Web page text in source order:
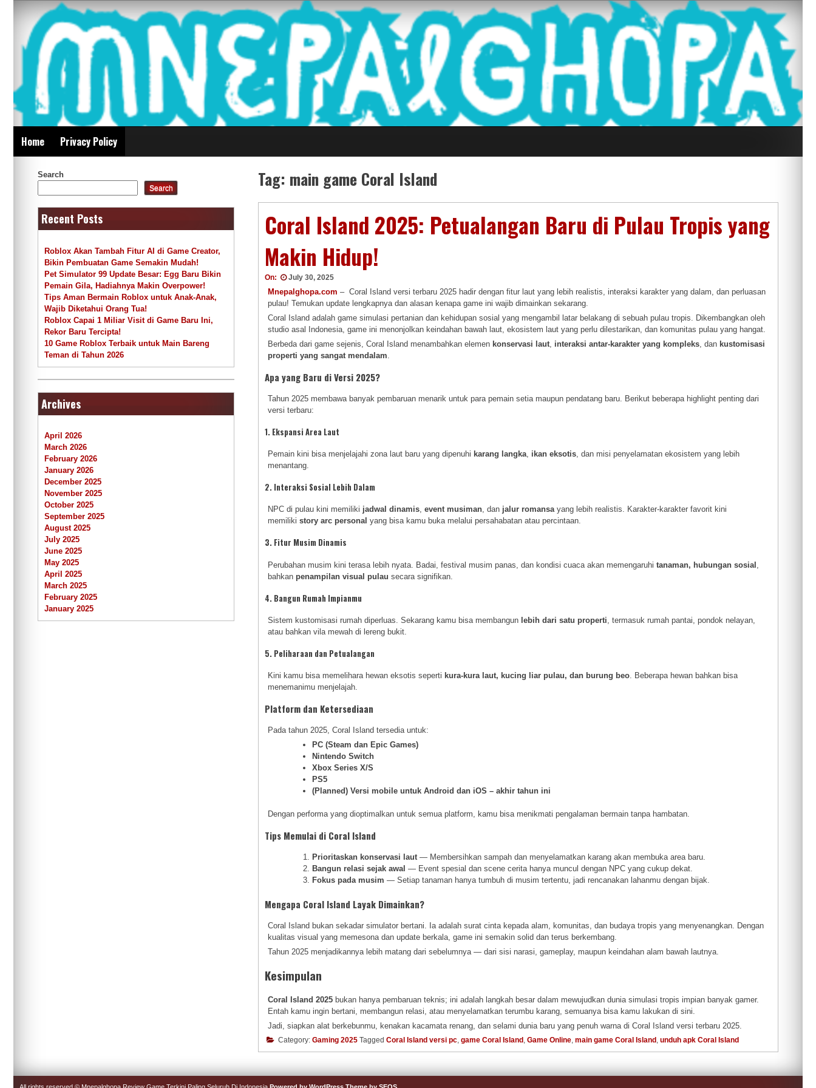
content
Mnepalghopa Review Game Terkini Paling Seluruh Di
Indonesia
Home Privacy Policy
Tag: main game Coral Island
Coral Island 2025: Petualangan Baru di Pulau Tropis yang
Makin Hidup!
On: July 30, 2025
Mnepalghopa.com – Coral Island versi terbaru 2025 hadir dengan fitur laut yang lebih realistis, interaksi karakter yang dalam, dan perluasan
pulau! Temukan update lengkapnya dan alasan kenapa game ini wajib dimainkan sekarang.
Coral Island adalah game simulasi pertanian dan kehidupan sosial yang mengambil latar belakang di sebuah pulau tropis. Dikembangkan oleh
studio asal Indonesia, game ini menonjolkan keindahan bawah laut, ekosistem laut yang perlu dilestarikan, dan komunitas pulau yang hangat.
Berbeda dari game sejenis, Coral Island menambahkan elemen konservasi laut, interaksi antar-karakter yang kompleks, dan kustomisasi
properti yang sangat mendalam.
Apa yang Baru di Versi 2025?
Tahun 2025 membawa banyak pembaruan menarik untuk para pemain setia maupun pendatang baru. Berikut beberapa highlight penting dari
versi terbaru:
1. Ekspansi Area Laut
Pemain kini bisa menjelajahi zona laut baru yang dipenuhi karang langka, ikan eksotis, dan misi penyelamatan ekosistem yang lebih
menantang.
2. Interaksi Sosial Lebih Dalam
NPC di pulau kini memiliki jadwal dinamis,event musiman, dan jalur romansayang lebih realistis. Karakter-karakter favorit kini
memilikistory arc personal yang bisa kamu buka melalui persahabatan atau percintaan.
3. Fitur Musim Dinamis
Perubahan musim kini terasa lebih nyata. Badai, festival musim panas, dan kondisi cuaca akan memengaruhitanaman, hubungan sosial
bahkan penampilan visual pulau secara signifikan.
4. Bangun Rumah Impianmu
Sistem kustomisasi rumah diperluas. Sekarang kamu bisa membangun lebih dari satu properti , termasuk rumah pantai, pondok nelayan,
atau bahkan vila mewah di lereng bukit.
5. Peliharaan dan Petualangan
Kini kamu bisa memelihara hewan eksotis seperti kura-kura laut, kucing liar pulau, dan burung beo . Beberapa hewan bahkan bisa
menemanimu menjelajah.
Platform dan Ketersediaan
Pada tahun 2025, Coral Island tersedia untuk:
PC (Steam dan Epic Games)
Nintendo Switch
Xbox Series X/S
PS5
(Planned) Versi mobile untuk Android dan iOS – akhir tahun ini
Dengan performa yang dioptimalkan untuk semua platform, kamu bisa menikmati pengalaman bermain tanpa hambatan.
Tips Memulai di Coral Island
Prioritaskan konservasi laut — Membersihkan sampah dan menyelamatkan karang akan membuka area baru.
Bangun relasi sejak awal — Event spesial dan scene cerita hanya muncul dengan NPC yang cukup dekat.
Fokus pada musim — Setiap tanaman hanya tumbuh di musim tertentu, jadi rencanakan lahanmu dengan bijak.
Mengapa Coral Island Layak Dimainkan?
Coral Island bukan sekadar simulator bertani. Ia adalah surat cinta kepada alam, komunitas, dan budaya tropis yang menyenangkan. Dengan
kualitas visual yang memesona dan update berkala, game ini semakin solid dan terus berkembang.
Tahun 2025 menjadikannya lebih matang dari sebelumnya — dari sisi narasi, gameplay, maupun keindahan alam bawah lautnya.
Kesimpulan
Coral Island 2025 bukan hanya pembaruan teknis; ini adalah langkah besar dalam mewujudkan dunia simulasi tropis impian banyak gamer.
Entah kamu ingin bertani, membangun relasi, atau menyelamatkan terumbu karang, semuanya bisa kamu lakukan di sini.
Jadi, siapkan alat berkebunmu, kenakan kacamata renang, dan selami dunia baru yang penuh warna di Coral Island versi terbaru 2025.
Category: Gaming 2025 Tagged Coral Island versi pc, game Coral Island , Game Online, main game Coral Island , unduh apk Coral Island
Search
Search
Recent Posts
Roblox Akan Tambah Fitur AI di Game Creator,
Bikin Pembuatan Game Semakin Mudah!
Pet Simulator 99 Update Besar: Egg Baru Bikin
Pemain Gila, Hadiahnya Makin Overpower!
Tips Aman Bermain Roblox untuk Anak-Anak,
Wajib Diketahui Orang Tua!
Roblox Capai 1 Miliar Visit di Game Baru Ini,
Rekor Baru Tercipta!
10 Game Roblox Terbaik untuk Main Bareng
Teman di Tahun 2026
Archives
April 2026
March 2026
February 2026
January 2026
December 2025
November 2025
October 2025
September 2025
August 2025
July 2025
June 2025
May 2025
April 2025
March 2025
February 2025
January 2025